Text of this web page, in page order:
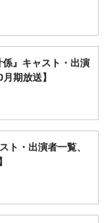
係』キャスト・出演
期放送】
ト・出演者一覧、